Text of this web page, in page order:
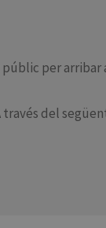
per
través del